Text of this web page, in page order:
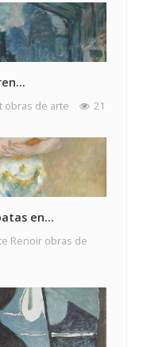
obras de arte 21
en...
Renoir obras de